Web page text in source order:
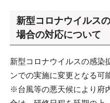
新型コロナウイルス
場合の対応について
新型コロナウイルスの感染
ンでの実施に変更となる可
※台風等の悪天候により府